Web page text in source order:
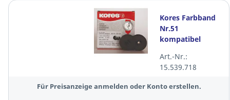
Kores Farbband
Nr.51
kompatibel
6m Nylon
Art.-Nr.:
15.539.718
Für Preisanzeige anmelden oder Konto erstellen.